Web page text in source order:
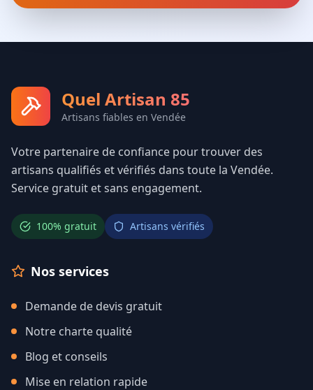
Quel Artisan 85
Artisans fiables en Vendée
Votre partenaire de confiance pour trouver des
artisans qualifiés et vérifiés dans toute la Vendée.
Service gratuit et sans engagement.
100% gratuit Artisans vérifiés
Nos services
Demande de devis gratuit
Notre charte qualité
Blog et conseils
Mise en relation rapide